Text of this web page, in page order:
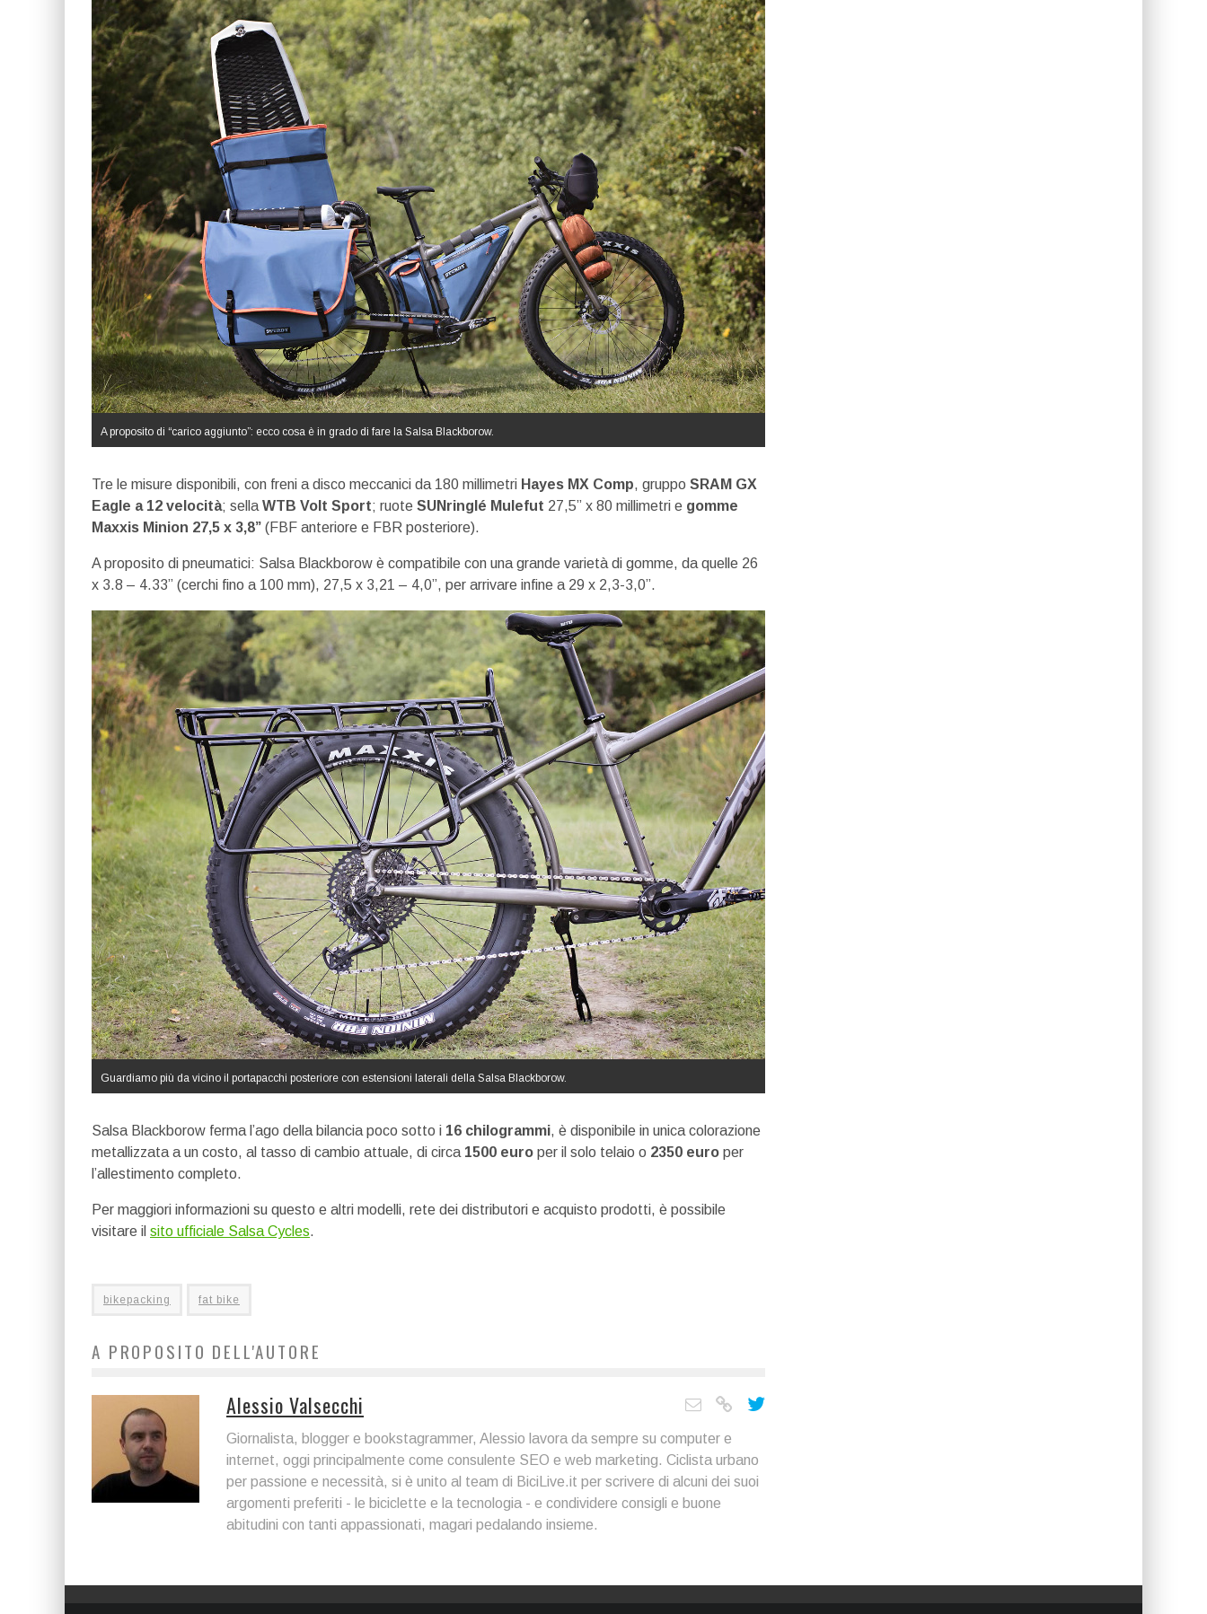
A proposito di “carico aggiunto”: ecco cosa è in grado di fare la Salsa Blackborow.
Tre le misure disponibili, con freni a disco meccanici da 180 millimetri Hayes MX Comp, gruppo SRAM GX
Eagle a 12 velocità; sella WTB Volt Sport; ruote SUNringlé Mulefut 27,5” x 80 millimetri e gomme
Maxxis Minion 27,5 x 3,8” (FBF anteriore e FBR posteriore).
A proposito di pneumatici: Salsa Blackborow è compatibile con una grande varietà di gomme, da quelle 26
x 3.8 – 4.33” (cerchi fino a 100 mm), 27,5 x 3,21 – 4,0”, per arrivare infine a 29 x 2,3-3,0”.
Guardiamo più da vicino il portapacchi posteriore con estensioni laterali della Salsa Blackborow.
Salsa Blackborow ferma l’ago della bilancia poco sotto i 16 chilogrammi, è disponibile in unica colorazione
metallizzata a un costo, al tasso di cambio attuale, di circa 1500 euro per il solo telaio o 2350 euro per
l’allestimento completo.
Per maggiori informazioni su questo e altri modelli, rete dei distributori e acquisto prodotti, è possibile
visitare il sito ufficiale Salsa Cycles.
bikepacking fat bike
A PROPOSITO DELL'AUTORE
Alessio Valsecchi
Giornalista, blogger e bookstagrammer, Alessio lavora da sempre su computer e
internet, oggi principalmente come consulente SEO e web marketing. Ciclista urbano
per passione e necessità, si è unito al team di BiciLive.it per scrivere di alcuni dei suoi
argomenti preferiti - le biciclette e la tecnologia - e condividere consigli e buone
abitudini con tanti appassionati, magari pedalando insieme.